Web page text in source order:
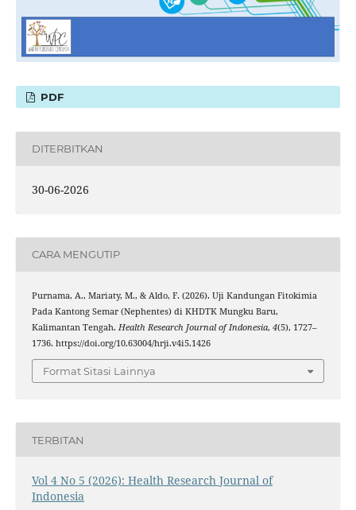
PDF
DITERBITKAN
30-06-2026
CARA MENGUTIP
Purnama, A., Mariaty, M., & Aldo, F. (2026). Uji Kandungan Fitokimia
Pada Kantong Semar (Nephentes) di KHDTK Mungku Baru,
Kalimantan Tengah. Health Research Journal of Indonesia, 4(5), 1727–
1736. https://doi.org/10.63004/hrji.v4i5.1426
Format Sitasi Lainnya
TERBITAN
Vol 4 No 5 (2026): Health Research Journal of
Indonesia